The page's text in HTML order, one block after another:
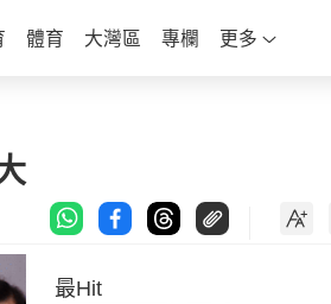
體育 大灣區 專欄 更多
最Hit